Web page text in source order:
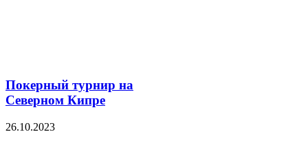
Покерный турнир на
Северном Кипре
26.10.2023